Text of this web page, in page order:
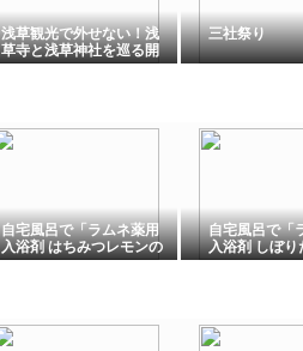
浅草観光で外せない！浅
草寺と浅草神社を巡る開
運散歩
三社祭り
自宅風呂で「ラムネ薬用
入浴剤 はちみつレモンの
香り」を試してみた｜湯
自宅風呂で「
入浴剤 しぼ
香り」を試し